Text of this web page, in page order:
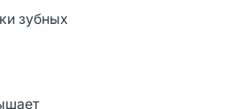
зубных